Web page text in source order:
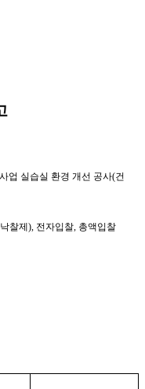
업 실습실 환경 개선 공사(건
찰제), 전자입찰, 총액입찰